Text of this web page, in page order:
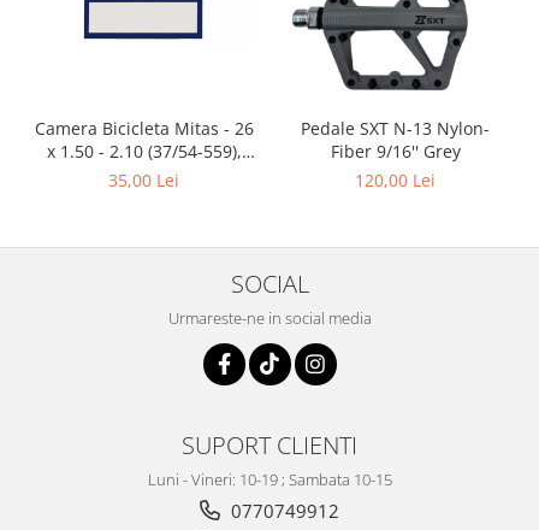
Camera Bicicleta Mitas - 26
x 1.50 - 2.10 (37/54-559),
FV47
35,00 Lei
Pedale SXT N-13 Nylon-
Fiber 9/16'' Grey
120,00 Lei
SOCIAL
Urmareste-ne in social media
SUPORT CLIENTI
Luni - Vineri: 10-19 ; Sambata 10-15
0770749912